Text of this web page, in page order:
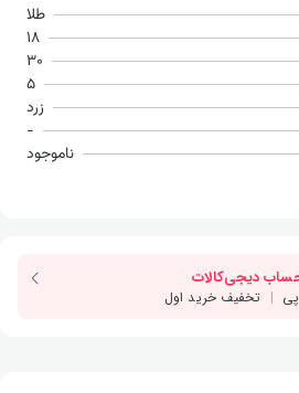
طلا
18
30
5
زرد
-
ناموجود